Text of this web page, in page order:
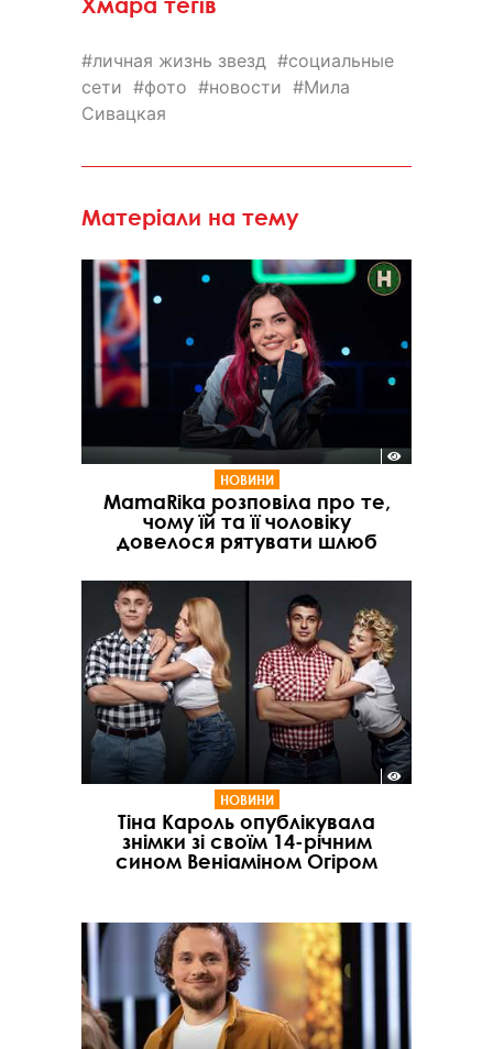
личная жизнь звезд
социальные
сети
фото новости
Мила
Сивацкая
Матеріали на тему
НОВИНИ
MamaRika розповіла про те,
чому їй та її чоловіку
довелося рятувати шлюб
НОВИНИ
Тіна Кароль опублікувала
знімки зі своїм 14-річним
сином Веніаміном Огіром